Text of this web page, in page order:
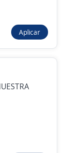
Antioquia
y
Aplicar